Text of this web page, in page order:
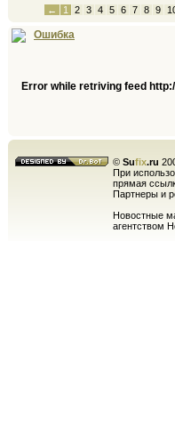
← 1 2 3 4 5 6 7 8 9
Ошибка
Error while retriving feed
© Sufix.ru
При
прямая
Партнеры и
Новостные
агентством